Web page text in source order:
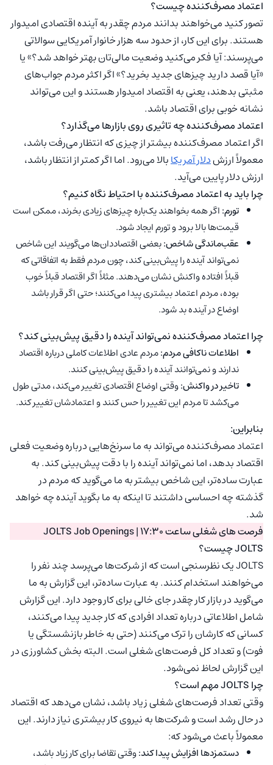
اعتماد مصرف‌کننده چیست؟
تصور کنید می‌خواهند بدانند مردم چقدر به آینده اقتصادی امیدوار
هستند. برای این کار، از حدود سه هزار خانوار آمریکایی سوالاتی
می‌پرسند: آیا فکر می‌کنید وضعیت مالی‌تان بهتر خواهد شد؟» یا
«آیا قصد دارید چیزهای جدید بخرید؟» اگر اکثر مردم جواب‌های
مثبتی بدهند، یعنی به اقتصاد امیدوار هستند و این می‌تواند
نشانه خوبی برای اقتصاد باشد.
اعتماد مصرف‌کننده چه تاثیری روی بازارها می‌گذارد؟
اگر اعتماد مصرف‌کننده بیشتر از چیزی که انتظار می‌رفت باشد،
معمولاً ارزشدلار آمریکابالا می‌رود. اما اگر کمتر از انتظار باشد،
ارزش دلار پایین می‌آید.
چرا باید به اعتماد مصرف‌کننده با احتیاط نگاه کنیم؟
تورم:اگر همه بخواهند یک‌باره چیزهای زیادی بخرند، ممکن است
قیمت‌ها بالا برود و تورم ایجاد شود.
عقب‌ماندگی شاخص:بعضی اقتصاددان‌ها می‌گویند این شاخص
نمی‌تواند آینده را پیش‌بینی کند، چون مردم فقط به اتفاقاتی که
قبلاً افتاده واکنش نشان می‌دهند. مثلاً اگر اقتصاد قبلاً خوب
بوده، مردم اعتماد بیشتری پیدا می‌کنند؛ حتی اگر قرار باشد
اوضاع در آینده بد شود.
چرا اعتماد مصرف‌کننده نمی‌تواند آینده را دقیق پیش‌بینی کند؟
اطلاعات ناکافی مردم:مردم عادی اطلاعات کاملی درباره اقتصاد
ندارند و نمی‌توانند آینده را دقیق پیش‌بینی کنند.
تاخیر در واکنش:وقتی اوضاع اقتصادی تغییر می‌کند، مدتی طول
می‌کشد تا مردم این تغییر را حس کنند و اعتمادشان تغییر کند.
بنابراین:
اعتماد مصرف‌کننده می‌تواند به ما سرنخ‌هایی درباره وضعیت فعلی
اقتصاد بدهد، اما نمی‌تواند آینده را با دقت پیش‌بینی کند. به
عبارت ساده‌تر، این شاخص بیشتر به ما می‌گوید که مردم در
گذشته چه احساسی داشتند تا اینکه به ما بگوید آینده چه خواهد
شد.
فرصت های شغلی ساعت 17:30 | JOLTS Job Openings
JOLTS چیست؟
JOLTS یک نظرسنجی است که از شرکت‌ها می‌پرسد چند نفر را
می‌خواهند استخدام کنند. به عبارت ساده‌تر، این گزارش به ما
می‌گوید در بازار کار چقدر جای خالی برای کار وجود دارد. این گزارش
شامل اطلاعاتی درباره تعداد افرادی که کار جدید پیدا می‌کنند،
کسانی که کارشان را ترک می‌کنند (حتی به خاطر بازنشستگی یا
فوت) و تعداد کل فرصت‌های شغلی است. البته بخش کشاورزی در
این گزارش لحاظ نمی‌شود.
چرا JOLTS مهم است؟
وقتی تعداد فرصت‌های شغلی زیاد باشد، نشان می‌دهد که اقتصاد
در حال رشد است و شرکت‌ها به نیروی کار بیشتری نیاز دارند. این
معمولاً باعث می‌شود که:
دستمزدها افزایش پیدا کند:وقتی تقاضا برای کار زیاد باشد،